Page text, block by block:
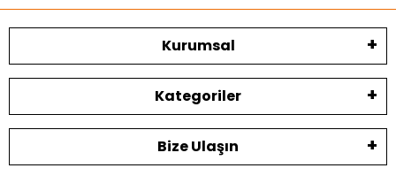
Kurumsal
Kategoriler
Bize Ulaşın